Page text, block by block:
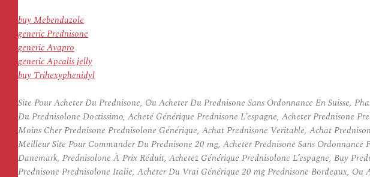
buy Mebendazole
generic Prednisone
generic Avapro
generic Apcalis jelly
buy Trihexyphenidyl
Site Pour Acheter Du Prednisone, Ou Acheter Du Prednisone Sans Ordonnance En Suisse,
Du Prednisolone Doctissimo, Acheté Générique Prednisone L’espagne, Acheter Prednisone
Moins Cher Prednisone Prednisolone Générique, Achat Prednisone Veritable, Achat
Meilleur Site Pour Commander Du Prednisone 20 mg, Acheter Prednisone Sans
Danemark, Prednisolone À Prix Réduit, Achetez Générique Prednisolone L’espagne, Buy
Prednisone Prednisolone Italie, Acheter Du Vrai Générique 20 mg Prednisone Bordeaux,